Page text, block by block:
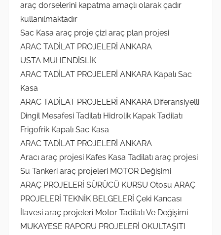
araç dorselerini kapatma amaçlı olarak çadır
kullanılmaktadır
Sac Kasa araç proje çizi araç plan projesi
ARAC TADİLAT PROJELERİ ANKARA
USTA MUHENDİSLİK
ARAC TADİLAT PROJELERİ ANKARA Kapalı Sac
Kasa
ARAC TADİLAT PROJELERİ ANKARA Diferansiyelli
Dingil Mesafesi Tadilatı Hidrolik Kapak Tadilatı
Frigofrik Kapalı Sac Kasa
ARAC TADİLAT PROJELERİ ANKARA
Aracı araç projesi Kafes Kasa Tadilatı araç projesi
Su Tankeri araç projeleri MOTOR Değişimi
ARAÇ PROJELERİ SÜRÜCÜ KURSU Otosu ARAÇ
PROJELERİ TEKNİK BELGELERİ Çeki Kancası
İlavesi araç projeleri Motor Tadilatı Ve Değişimi
MUKAYESE RAPORU PROJELERİ OKULTAŞITI